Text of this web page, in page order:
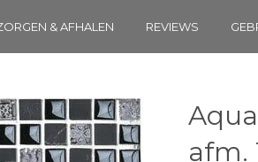
& AFHALEN REVIEWS
afm.